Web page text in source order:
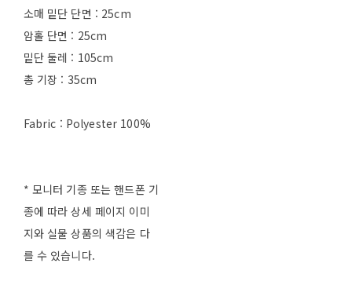
소매 밑단 단면 : 25cm
암홀 단면 : 25cm
밑단 둘레 : 105cm
총 기장 : 35cm
Fabric : Polyester 100%
* 모니터 기종 또는 핸드폰 기
종에 따라 상세 페이지 이미
지와 실물 상품의 색감은 다
를 수 있습니다.